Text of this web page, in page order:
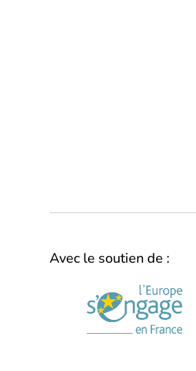
Avec le soutien de :